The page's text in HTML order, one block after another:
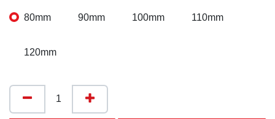
80mm 90mm 100mm 110mm
120mm